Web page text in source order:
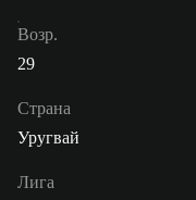
Возр.
29
Страна
Уругвай
Лига